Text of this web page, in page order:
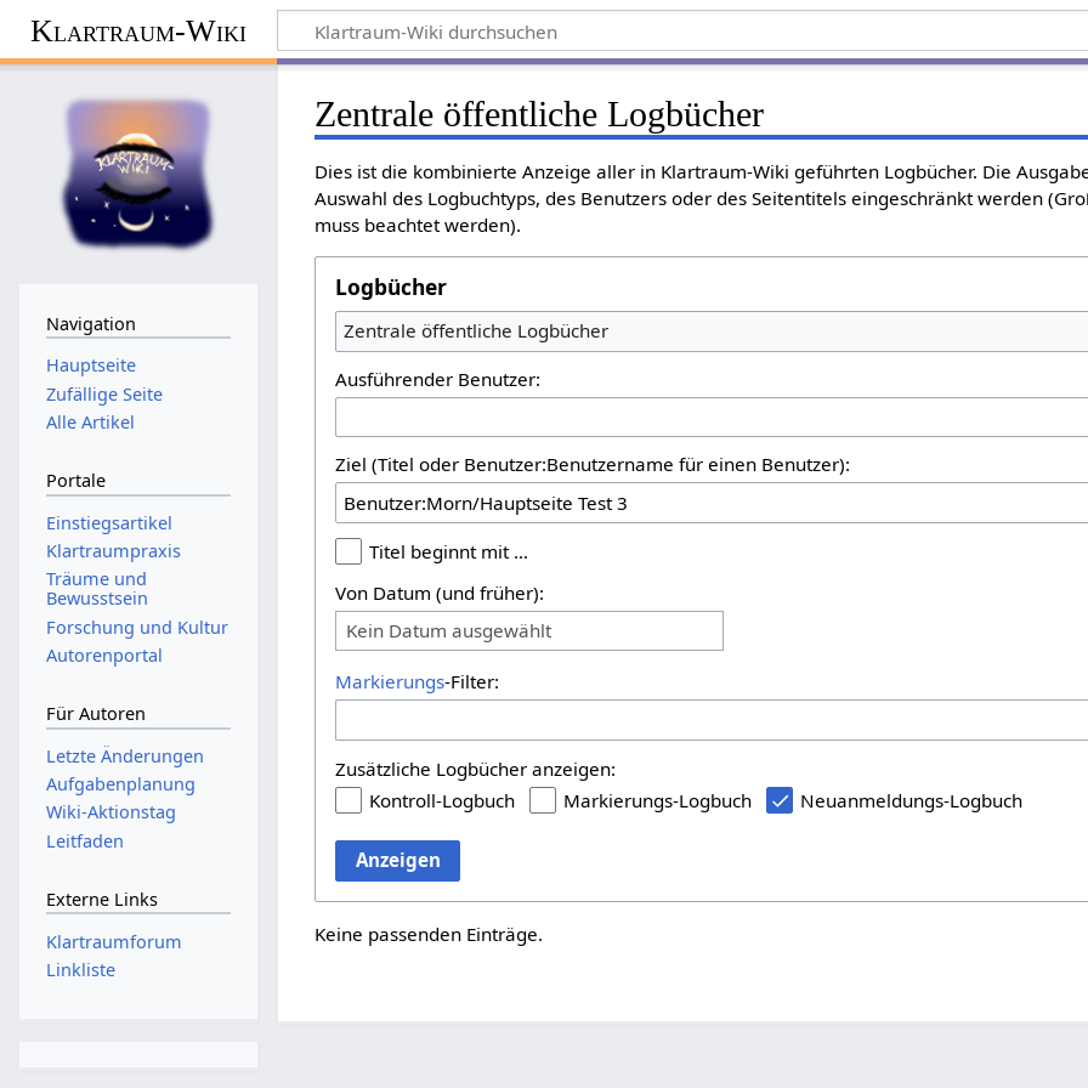
Klartraum-Wiki
Zentrale öffentliche Logbücher
Dies ist die kombinierte Anzeige aller in Klartraum-Wiki geführten Logbücher. Die
Auswahl des Logbuchtyps, des Benutzers oder des Seitentitels eingeschränkt werden
muss beachtet werden).
Logbücher
Zentrale öffentliche Logbücher
Ausführender Benutzer:
Ziel (Titel oder Benutzer:Benutzername für einen Benutzer):
Titel beginnt mit …
Von Datum (und früher):
Kein Datum ausgewählt
Markierungs-Filter:
Zusätzliche Logbücher anzeigen:
Kontroll-Logbuch
Markierungs-Logbuch Neuanmeldungs-Logbuch
Anzeigen
Keine passenden Einträge.
Navigation
Hauptseite
Zufällige Seite
Alle Artikel
Portale
Einstiegsartikel
Klartraumpraxis
Träume und
Bewusstsein
Forschung und Kultur
Autorenportal
Für Autoren
Letzte Änderungen
Aufgabenplanung
Wiki-Aktionstag
Leitfaden
Externe Links
Klartraumforum
Linkliste